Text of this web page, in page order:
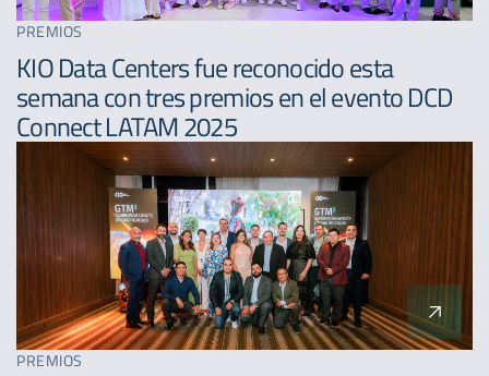
PREMIOS
KIO Data Centers fue reconocido esta
semana con tres premios en el evento DCD
Connect LATAM 2025
PREMIOS